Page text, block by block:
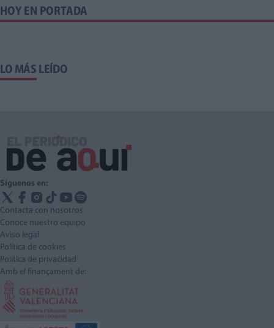
HOY EN PORTADA
LO MÁS LEÍDO
Síguenos en:
Contacta con nosotros
Conoce nuestro equipo
Aviso legal
Política de cookies
Política de privacidad
Amb el finançament de: